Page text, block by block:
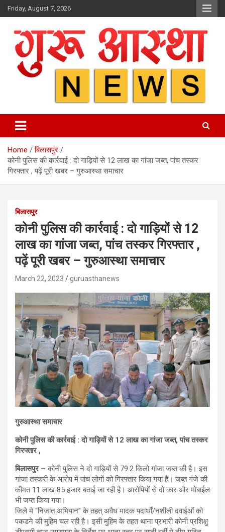
Skip
to
Friday, August 7, 2026
Home
बिलासपुर
कोनी पुलिस की कार्रवाई : दो गाड़ियों से 12 लाख का गांजा जब्त, पांच तस्कर
गिरफ्तार , पढ़ें पूरी खबर – गुरुआस्था समाचार
बिलासपुर
कोनी पुलिस की कार्रवाई : दो गाड़ियों से 12
लाख का गांजा जब्त, पांच तस्कर गिरफ्तार ,
पढ़ें पूरी खबर – गुरुआस्था समाचार
March 22, 2023 guruasthanews
गुरुआस्था समाचार
कोनी पुलिस की कार्रवाई : दो गाड़ियों से 12 लाख का गांजा जब्त, पांच तस्कर
गिरफ्तार ,
बिलासपुर – कोनी पुलिस ने दो गाड़ियों से 79.2 किलो गांजा जब्त की है। इस
गांजा तस्करी के आरोप में पांच लोगों को गिरफ्तार किया गया है। जब्त गंजे की
कीमत 11 लाख 85 हजार बताई जा रही है। आरोपियों से दो कार और मोबाईल
भी जप्त किया गया।
जिले मे “निजात अभियान” के तहत् अवैध मादक पदार्थाें/नशीली दवाईओं को
पकडने की मुहिम चल रही है। इसी मुहिम के तहत थाना प्रभारी कोनी प्रशिक्षु